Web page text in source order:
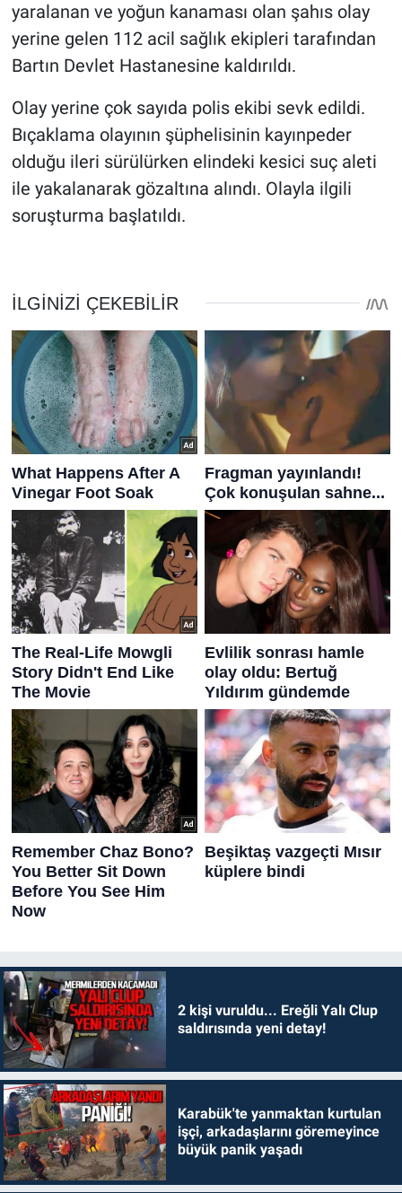
yaralanan ve yoğun kanaması olan şahıs olay
yerine gelen 112 acil sağlık ekipleri tarafından
Bartın Devlet Hastanesine kaldırıldı.
Olay yerine çok sayıda polis ekibi sevk edildi.
Bıçaklama olayının şüphelisinin kayınpeder
olduğu ileri sürülürken elindeki kesici suç aleti
ile yakalanarak gözaltına alındı. Olayla ilgili
soruşturma başlatıldı.
2 kişi vuruldu... Ereğli Yalı Clup
saldırısında yeni detay!
Karabük'te yanmaktan kurtulan
işçi, arkadaşlarını göremeyince
büyük panik yaşadı